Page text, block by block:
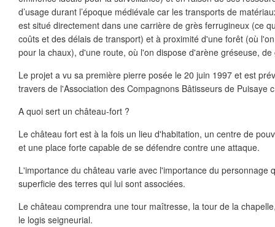
d’usage durant l’époque médiévale car les transports de
est situé directement dans une carrière de grès ferrugineux (ce
coûts et des délais de transport) et à proximité d'une forêt (où
pour la chaux), d'une route, où l'on dispose d'arène gréseuse,
Le projet a vu sa première pierre posée le 20 juin 1997 et est
travers de l'Association des Compagnons Bâtisseurs de Puisaye
A quoi sert un château-fort ?
Le château fort est à la fois un lieu d'habitation, un centre de
et une place forte capable de se défendre contre une attaque.
L'importance du château varie avec l'importance du personnage
superficie des terres qui lui sont associées.
Le château comprendra une tour maîtresse, la tour de la
le logis seigneurial.